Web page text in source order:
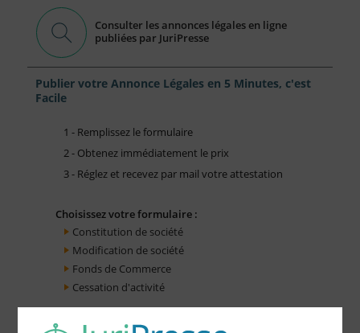
Consulter les annonces légales en ligne
publiées par JuriPresse
Publier votre Annonce Légales en 5 Minutes, c'est
Facile
1 - Remplissez le formulaire
2 - Obtenez immédiatement le prix
3 - Réglez et recevez par mail votre attestation
Choisissez votre formulaire :
Constitution de société
Modification de société
Fonds de Commerce
Cessation d'activité